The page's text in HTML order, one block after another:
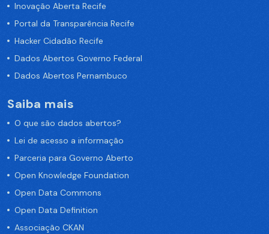
Inovação Aberta Recife
Portal da Transparência Recife
Hacker Cidadão Recife
Dados Abertos Governo Federal
Dados Abertos Pernambuco
Saiba mais
O que são dados abertos?
Lei de acesso a informação
Parceria para Governo Aberto
Open Knowledge Foundation
Open Data Commons
Open Data Definition
Associação CKAN